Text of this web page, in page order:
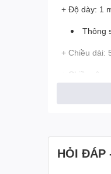
+ Độ dày: 1
Thông
+ Chiều dài:
+ Chiều
2.
HỎI ĐÁP